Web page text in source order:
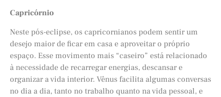
Capricórnio
Neste pós-eclipse, os capricornianos podem sentir um
desejo maior de ficar em casa e aproveitar o próprio
espaço. Esse movimento mais “caseiro” está relacionado
à necessidade de recarregar energias, descansar e
organizar a vida interior. Vênus facilita algumas conversas
no dia a dia, tanto no trabalho quanto na vida pessoal, e